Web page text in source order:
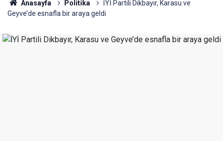
Anasayfa Politika
İYİ Partili Dikbayır, Karasu ve
Geyve’de esnafla bir araya geldi